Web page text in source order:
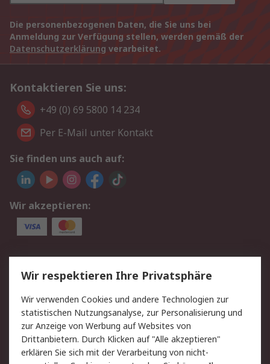
Die personenbezogenen Daten, die Sie uns bei
Anmeldung zur Verfügung stellen, werden gemäß der
Datenschutzerklärung verarbeitet.
Kontaktieren Sie uns:
+49 (0) 69 5800 14 234
Per E-Mail unter Kontakt
Sie finden uns auch auf:
Wir akzeptieren:
Service
Value Added Services
Lieferlösungen
Rücksendungen
Kontakt
Hilfe
Privatkunden
Rechtliches
Wir respektieren Ihre Privatsphäre
Wir verwenden Cookies und andere Technologien zur
statistischen Nutzungsanalyse, zur Personalisierung und
zur Anzeige von Werbung auf Websites von
Drittanbietern. Durch Klicken auf "Alle akzeptieren"
erklären Sie sich mit der Verarbeitung von nicht-